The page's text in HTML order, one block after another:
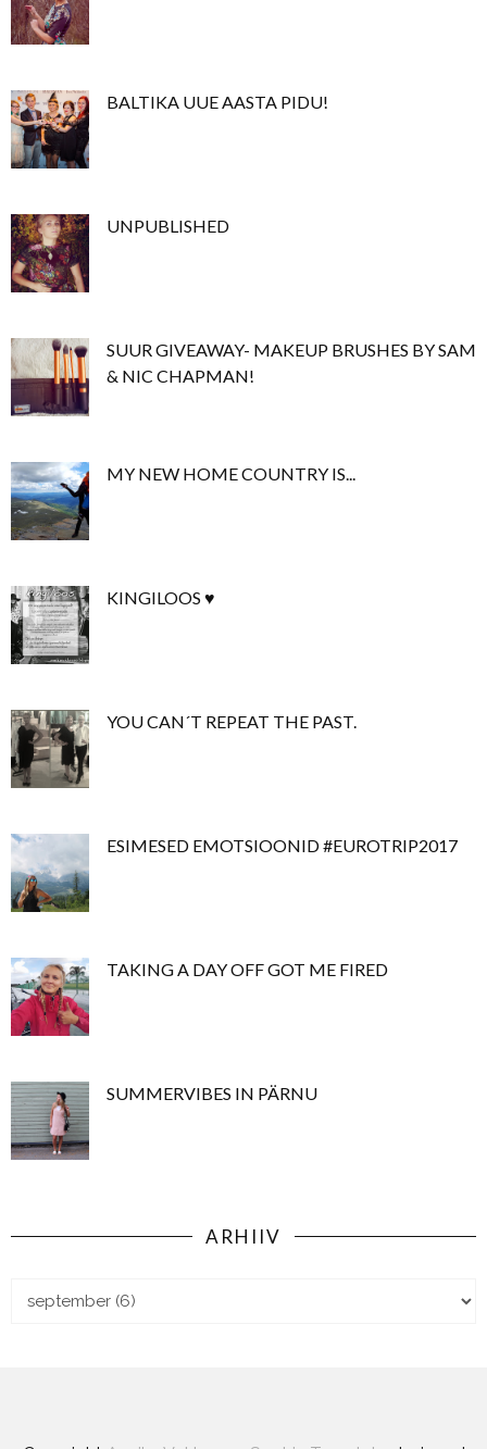
BALTIKA UUE AASTA PIDU!
UNPUBLISHED
SUUR GIVEAWAY- MAKEUP BRUSHES BY SAM
& NIC CHAPMAN!
MY NEW HOME COUNTRY IS...
KINGILOOS ♥
YOU CAN´T REPEAT THE PAST.
ESIMESED EMOTSIOONID #EUROTRIP2017
TAKING A DAY OFF GOT ME FIRED
SUMMERVIBES IN PÄRNU
ARHIIV